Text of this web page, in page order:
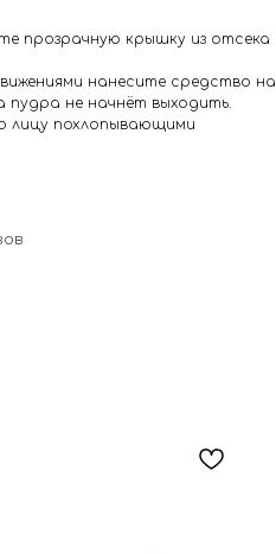
прозрачную крышку из отсека
нанесите средство на
пудра не начнёт выходить.
лицу похлопывающими